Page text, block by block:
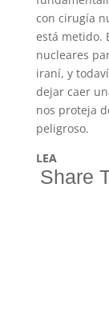
con cirugía
está metido.
nucleares
iraní, y
dejar caer
nos proteja
peligroso.
LEA
Share